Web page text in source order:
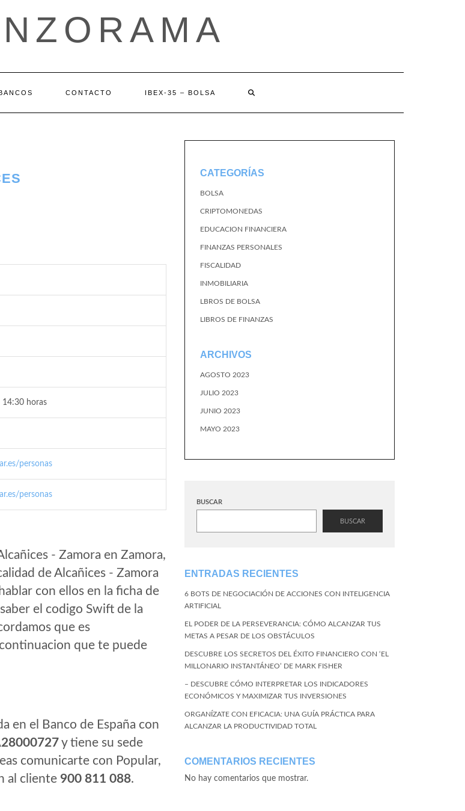
CONTACTO IBEX-35 – BOLSA
14:30 horas
personas
personas
- Zamora en Zamora,
de Alcañices - Zamora
con ellos en la ficha de
el codigo Swift de la
que es
que te puede
en el Banco de España con
y tiene su sede
comunicarte con Popular,
al cliente 900 811 088.
CATEGORÍAS
BOLSA
CRIPTOMONEDAS
EDUCACION FINANCIERA
FINANZAS PERSONALES
FISCALIDAD
INMOBILIARIA
LBROS DE BOLSA
LIBROS DE FINANZAS
ARCHIVOS
AGOSTO 2023
JULIO 2023
JUNIO 2023
MAYO 2023
BUSCAR
BUSCAR
ENTRADAS RECIENTES
6 BOTS DE NEGOCIACIÓN DE ACCIONES CON INTELIGENCIA
ARTIFICIAL
EL PODER DE LA PERSEVERANCIA: CÓMO ALCANZAR TUS
METAS A PESAR DE LOS OBSTÁCULOS
DESCUBRE LOS SECRETOS DEL ÉXITO FINANCIERO CON ‘EL
MILLONARIO INSTANTÁNEO’ DE MARK FISHER
– DESCUBRE CÓMO INTERPRETAR LOS INDICADORES
ECONÓMICOS Y MAXIMIZAR TUS INVERSIONES
ORGANÍZATE CON EFICACIA: UNA GUÍA PRÁCTICA PARA
ALCANZAR LA PRODUCTIVIDAD TOTAL
COMENTARIOS RECIENTES
No hay comentarios que mostrar.